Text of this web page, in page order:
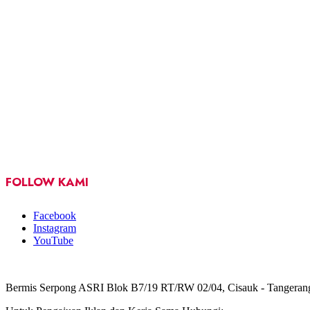
FOLLOW KAMI
Facebook
Instagram
YouTube
Bermis Serpong ASRI Blok B7/19 RT/RW 02/04, Cisauk -